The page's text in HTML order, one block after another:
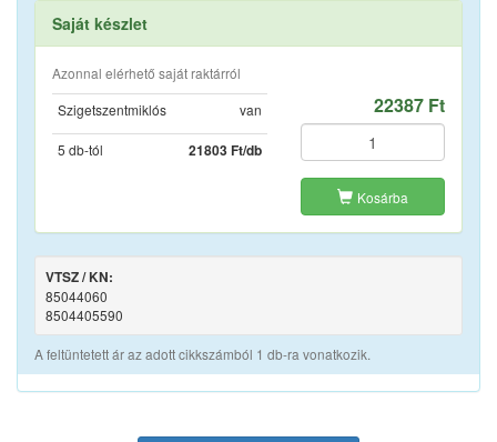
Saját készlet
Azonnal elérhető saját raktárról
Szigetszentmiklós
van
5 db-tól 21803 Ft/db
22387 Ft
Kosárba
VTSZ / KN:
85044060
8504405590
A feltüntetett ár az adott cikkszámból 1 db-ra vonatkozik.